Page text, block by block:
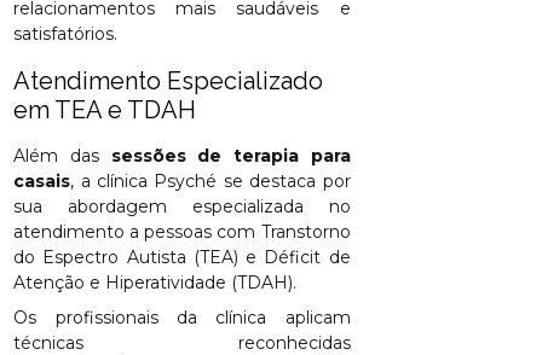
relacionamentos mais saudáveis e
satisfatórios.
Atendimento Especializado
em TEA e TDAH
Além das sessões de terapia para
casais, a clínica Psyché se destaca por
sua abordagem especializada no
atendimento a pessoas com Transtorno
do Espectro Autista (TEA) e Déficit de
Atenção e Hiperatividade (TDAH).
Os profissionais da clínica aplicam
técnicas reconhecidas